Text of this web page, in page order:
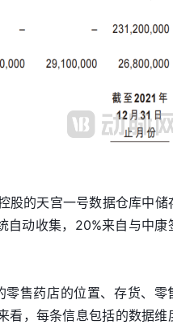
股的天宫一号数据仓库中储
自动收集，20%来自与中康
售药店的位置、存货、零
看，每条信息包括的数据维